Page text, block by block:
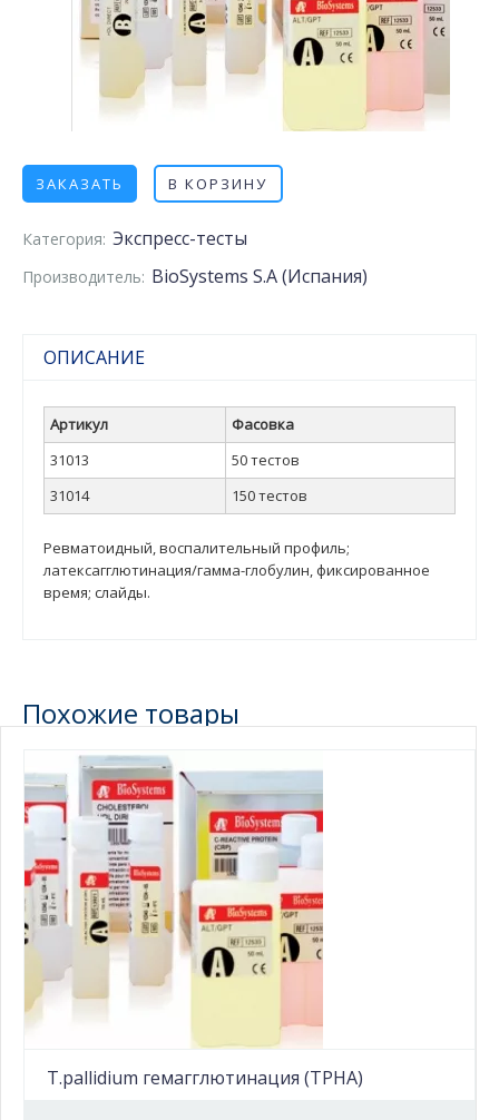
ЗАКАЗАТЬ В КОРЗИНУ
Категория: Экспресс-тесты
Производитель: BioSystems S.A (Испания)
ОПИСАНИЕ
Артикул
Фасовка
31013
50 тестов
31014
150 тестов
Ревматоидный, воспалительный профиль;
латексагглютинация/гамма-глобулин, фиксированное
время; слайды.
Похожие товары
T.pallidium гемагглютинация (TPHA)